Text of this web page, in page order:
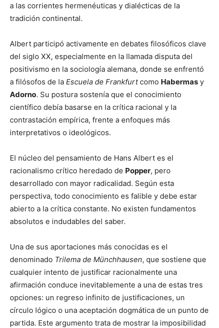
a las corrientes hermenéuticas y dialécticas de la
tradición continental.
Albert participó activamente en debates filosóficos clave
del siglo XX, especialmente en la llamada disputa del
positivismo en la sociología alemana, donde se enfrentó
a filósofos de la Escuela de Frankfurtcomo Habermas y
Adorno. Su postura sostenía que el conocimiento
científico debía basarse en la crítica racional y la
contrastación empírica, frente a enfoques más
interpretativos o ideológicos.
El núcleo del pensamiento de Hans Albert es el
racionalismo crítico heredado de Popper, pero
desarrollado con mayor radicalidad. Según esta
perspectiva, todo conocimiento es falible y debe estar
abierto a la crítica constante. No existen fundamentos
absolutos e indudables del saber.
Una de sus aportaciones más conocidas es el
denominado Trilema de Münchhausen, que sostiene que
cualquier intento de justificar racionalmente una
afirmación conduce inevitablemente a una de estas tres
opciones: un regreso infinito de justificaciones, un
círculo lógico o una aceptación dogmática de un punto de
partida. Este argumento trata de mostrar la imposibilidad